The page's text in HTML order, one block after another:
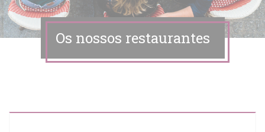
Os nossos restaurantes